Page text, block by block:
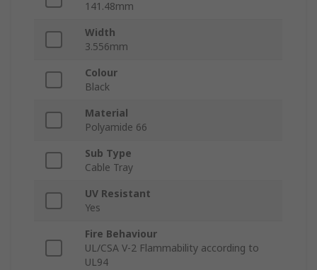
141.48mm
Width
3.556mm
Colour
Black
Material
Polyamide 66
Sub Type
Cable Tray
UV Resistant
Yes
Fire Behaviour
UL/CSA V-2 Flammability according to
UL94